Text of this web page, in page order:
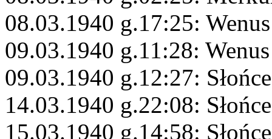
08.03.1940 g.17:25:
09.03.1940 g.11:28:
09.03.1940 g.12:27:
14.03.1940 g.22:08:
15.03.1940 g.14:58: